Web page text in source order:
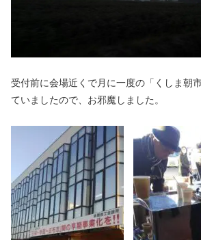
受付前に会場近くで月に一度の「くしま朝
ていましたので、お邪魔しました。